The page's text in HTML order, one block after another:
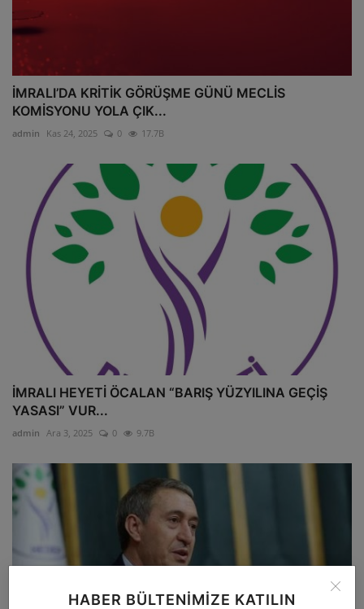
HABER BÜLTENIMIZE KATILIN
İMRALI’DA KRİTİK GÖRÜŞME GÜNÜ MECLİS
KOMİSYONU YOLA ÇIK...
admin Kas 24, 2025 0 17.7B
İMRALI HEYETİ ÖCALAN “BARIŞ YÜZYILINA GEÇİŞ
YASASI” VUR...
admin Ara 3, 2025 0 9.7B